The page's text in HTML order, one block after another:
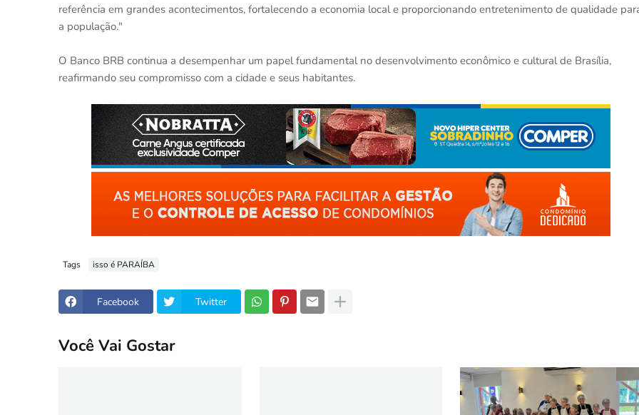
referência em grandes acontecimentos, fortalecendo a economia local e proporcionando entretenimento de qualidade
a população."
O Banco BRB continua a desempenhar um papel fundamental no desenvolvimento econômico e cultural de Brasília,
reafirmando seu compromisso com a cidade e seus habitantes.
Tags isso é PARAÍBA
Facebook Twitter
Você Vai Gostar